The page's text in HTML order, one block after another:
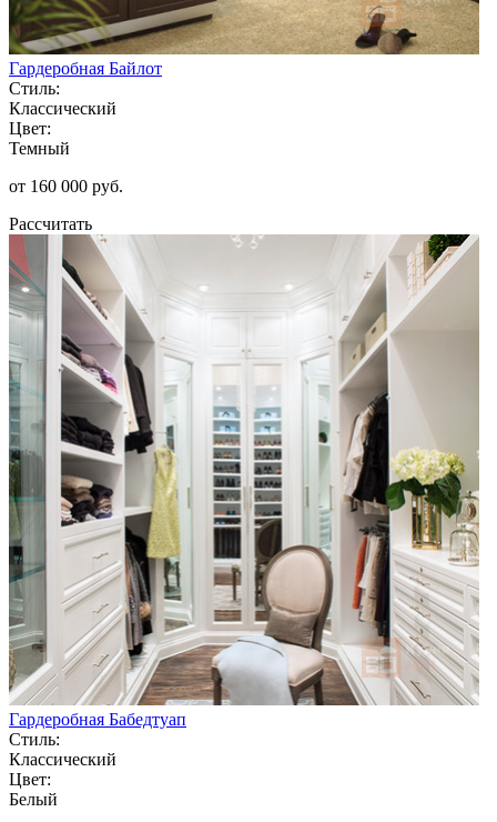
Гардеробная Байлот
Стиль:
Классический
Цвет:
Темный
от 160 000 руб.
Рассчитать
Гардеробная Бабедтуап
Стиль:
Классический
Цвет:
Белый